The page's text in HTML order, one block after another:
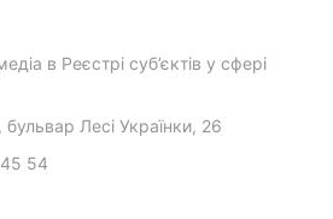
в Реєстрі суб’єктів у сфері
Лесі Українки, 26
54